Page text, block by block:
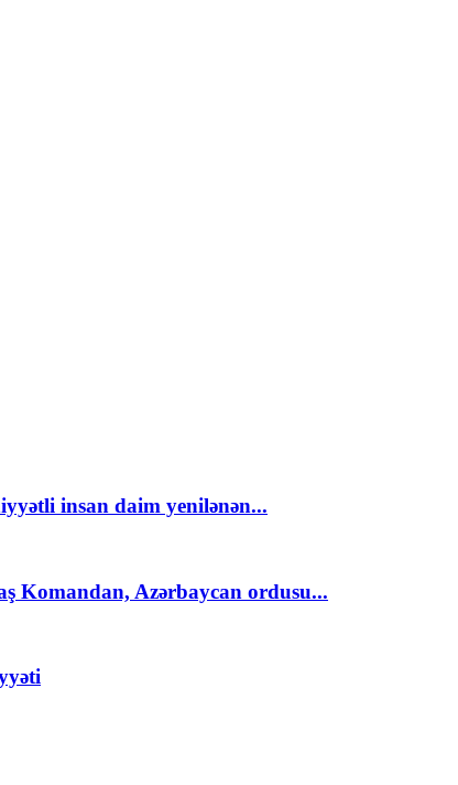
insan daim yenilənən...
Komandan, Azərbaycan ordusu...